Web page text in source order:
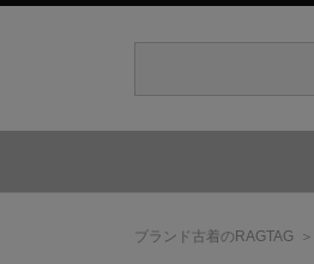
ブランド古着のRAGTAG